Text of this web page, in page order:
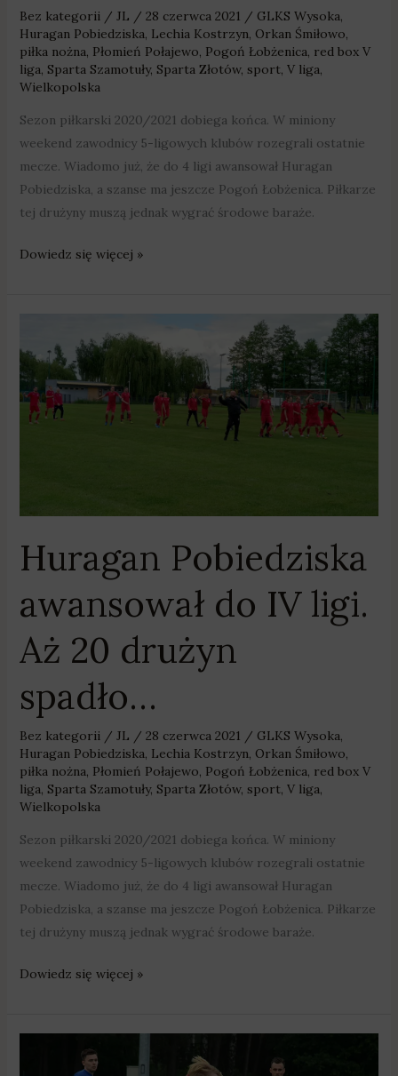
Bez kategorii/ JL / 28 czerwca 2021 / GLKS Wysoka,
Huragan Pobiedziska, Lechia Kostrzyn, Orkan Śmiłowo,
piłka nożna, Płomień Połajewo, Pogoń Łobżenica, red box V
liga, Sparta Szamotuły, Sparta Złotów, sport, V liga,
Wielkopolska
Sezon piłkarski 2020/2021 dobiega końca. W miniony
weekend zawodnicy 5-ligowych klubów rozegrali ostatnie
mecze. Wiadomo już, że do 4 ligi awansował Huragan
Pobiedziska, a szanse ma jeszcze Pogoń Łobżenica. Piłkarze
tej drużyny muszą jednak wygrać środowe baraże.
Dowiedz się więcej »
Huragan Pobiedziska
awansował do IV ligi.
Aż 20 drużyn
spadło…
Bez kategorii / JL / 28 czerwca 2021 / GLKS Wysoka
Huragan Pobiedziska Lechia Kostrzyn Orkan Śmiłowo
piłka nożna Płomień Połajewo Pogoń Łobżenica red box V
liga Sparta Szamotuły, Sparta Złotów, sport V liga
Wielkopolska
Sezon piłkarski 2020/2021 dobiega końca. W miniony
weekend zawodnicy 5-ligowych klubów rozegrali ostatnie
mecze. Wiadomo już, że do 4 ligi awansował Huragan
Pobiedziska, a szanse ma jeszcze Pogoń Łobżenica. Piłkarze
tej drużyny muszą jednak wygrać środowe baraże.
Pobiedziska
awansował
do
IV
Dowiedz się więcej »
Pobiedziska: